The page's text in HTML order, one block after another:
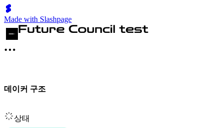
Made with Slashpage
데이커 구조
상태